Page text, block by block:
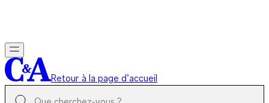
Retour à la page d’accueil